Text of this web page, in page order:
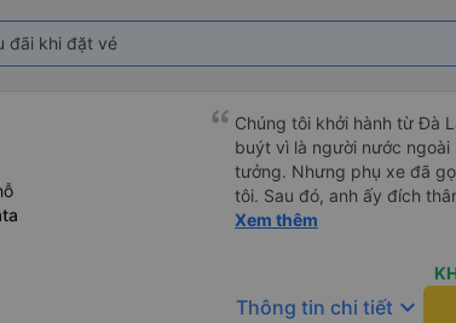
đãi khi đặt vé
Chúng tôi khởi hành từ Đà
buýt vì là người nước
tưởng. Nhưng phụ xe đã
tôi. Sau đó, anh ấy đích
tiên đi xe giường nằm với
uống. Tôi rất ngạc nhiên
Thơ và mọi người xuống
thức chúng tôi dậy và đảm
Xem thêm
Thông tin chi tiết keyboard_arrow_down